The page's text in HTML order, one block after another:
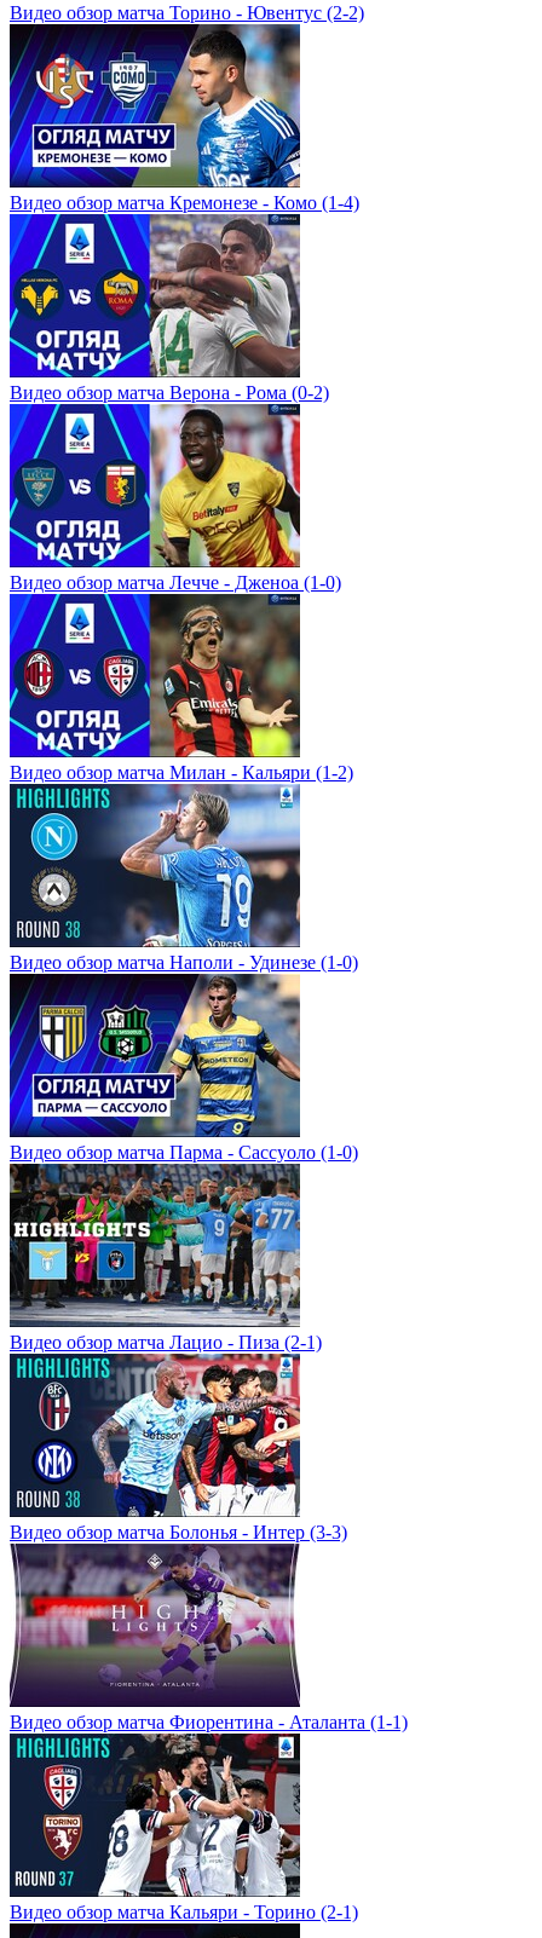
Видео обзор матча Торино - Ювентус (2-2)
Видео обзор матча Кремонезе - Комо (1-4)
Видео обзор матча Верона - Рома (0-2)
Видео обзор матча Лечче - Дженоа (1-0)
Видео обзор матча Милан - Кальяри (1-2)
Видео обзор матча Наполи - Удинезе (1-0)
Видео обзор матча Парма - Сассуоло (1-0)
Видео обзор матча Лацио - Пиза (2-1)
Видео обзор матча Болонья - Интер (3-3)
Видео обзор матча Фиорентина - Аталанта (1-1)
Видео обзор матча Кальяри - Торино (2-1)